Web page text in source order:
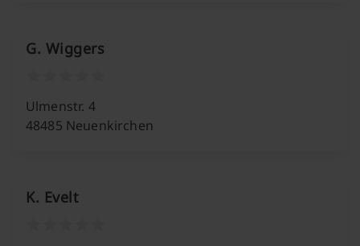
G. Wiggers
Ulmenstr. 4
48485 Neuenkirchen
K. Evelt